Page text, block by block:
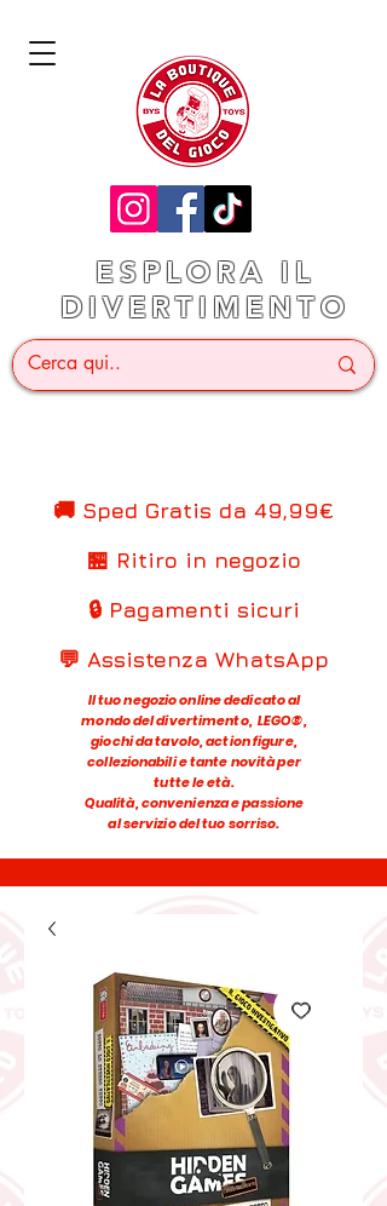
ESPLORA IL
DIVERTIMENTO
🚚 Sped Gratis da 49,99€
🏪 Ritiro in negozio
🔒 Pagamenti sicuri
💬 Assistenza WhatsApp
Il tuo negozio online dedicato al
mondo del divertimento, LEGO®,
giochi da tavolo, action figure,
collezionabili e tante novità per
tutte le età.
Qualità, convenienza e passione
al servizio del tuo sorriso.